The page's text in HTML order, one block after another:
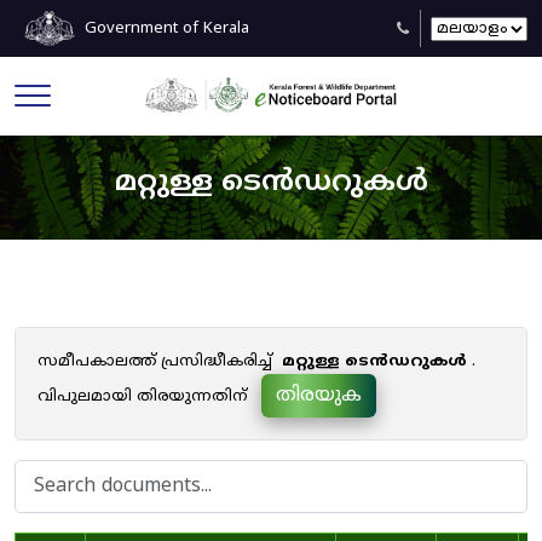
Government of Kerala
മറ്റുള്ള ടെൻഡറുകൾ
സമീപകാലത്ത് പ്രസിദ്ധീകരിച്ച് മറ്റുള്ള ടെൻഡറുകൾ .
വിപുലമായി തിരയുന്നതിന്
തിരയുക